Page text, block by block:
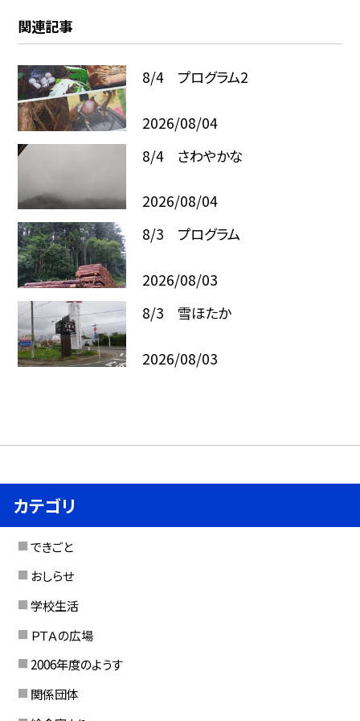
関連記事
8/4 プログラム2
2026/08/04
8/4 さわやかな
2026/08/04
8/3 プログラム
2026/08/03
8/3 雪ほたか
2026/08/03
カテゴリ
できごと
おしらせ
学校生活
ＰＴＡの広場
2006年度のようす
関係団体